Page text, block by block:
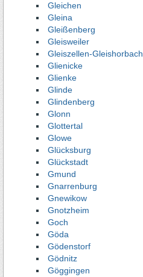
Gleichen
Gleina
Gleißenberg
Gleisweiler
Gleiszellen-Gleishorbach
Glienicke
Glienke
Glinde
Glindenberg
Glonn
Glottertal
Glowe
Glücksburg
Glückstadt
Gmund
Gnarrenburg
Gnewikow
Gnotzheim
Goch
Göda
Gödenstorf
Gödnitz
Göggingen